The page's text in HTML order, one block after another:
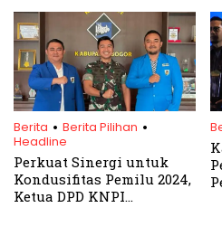
Berita . Berita Pilihan .
Headline
Perkuat Sinergi untuk
Kondusifitas Pemilu 2024,
Ketua DPD KNPI